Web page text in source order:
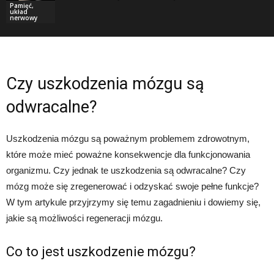
Pamięć,
układ
nerwowy
Czy uszkodzenia mózgu są
odwracalne?
Uszkodzenia mózgu są poważnym problemem zdrowotnym,
które może mieć poważne konsekwencje dla funkcjonowania
organizmu. Czy jednak te uszkodzenia są odwracalne? Czy
mózg może się zregenerować i odzyskać swoje pełne funkcje?
W tym artykule przyjrzymy się temu zagadnieniu i dowiemy się,
jakie są możliwości regeneracji mózgu.
Co to jest uszkodzenie mózgu?